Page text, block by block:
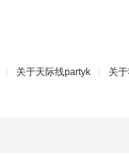
关于天际线partyk 关